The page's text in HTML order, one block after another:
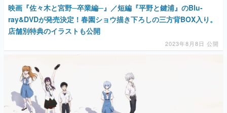
映画『佐々木と宮野─卒業編─』／短編『平野と鍵浦』のBlu-
ray&DVDが発売決定！春園ショウ描き下ろしの三方背BOX入り。
店舗別特典のイラストも公開
2023年8月8日 公開